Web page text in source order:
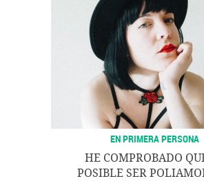
EN PRIMERA PERSONA
HE COMPROBADO
POSIBLE SER